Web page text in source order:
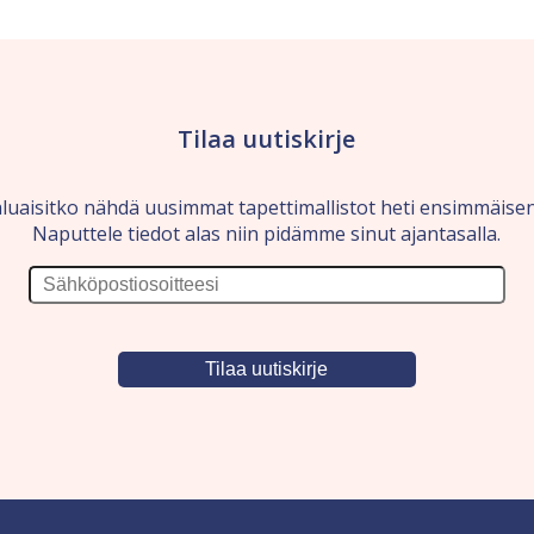
Tilaa uutiskirje
nähdä uusimmat tapettimallistot heti
Naputtele tiedot alas niin pidämme sinut ajantasalla.